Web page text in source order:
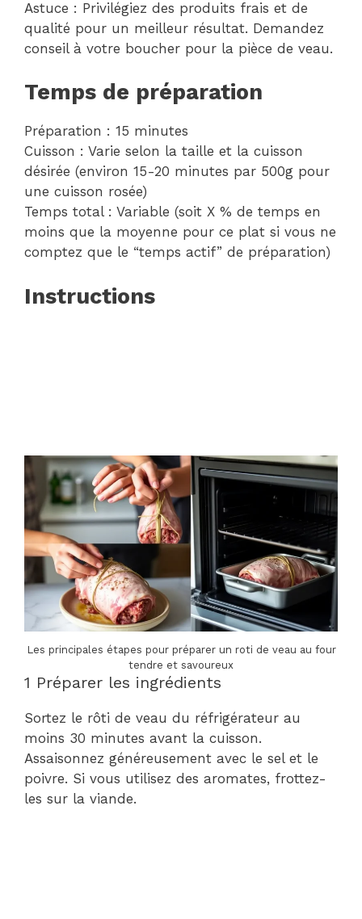
Astuce : Privilégiez des produits frais et de
qualité pour un meilleur résultat. Demandez
conseil à votre boucher pour la pièce de veau.
Temps de préparation
Préparation : 15 minutes
Cuisson : Varie selon la taille et la cuisson
désirée (environ 15-20 minutes par 500g pour
une cuisson rosée)
Temps total : Variable (soit X % de temps en
moins que la moyenne pour ce plat si vous ne
comptez que le “temps actif” de préparation)
Instructions
Les principales étapes pour préparer un roti de veau au four
tendre et savoureux
1 Préparer les ingrédients
Sortez le rôti de veau du réfrigérateur au
moins 30 minutes avant la cuisson.
Assaisonnez généreusement avec le sel et le
poivre. Si vous utilisez des aromates, frottez-
les sur la viande.